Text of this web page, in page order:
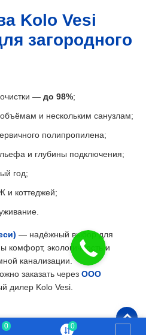
Kolo Vesi
загородного
— до 98%;
и нескольким санузлам;
полипропилена;
и глубины подключения;
год;
и коттеджей;
— надёжный выбор для
комфорт, экологичность и
канализации.
заказать через ООО
дилер Kolo Vesi.
0 0